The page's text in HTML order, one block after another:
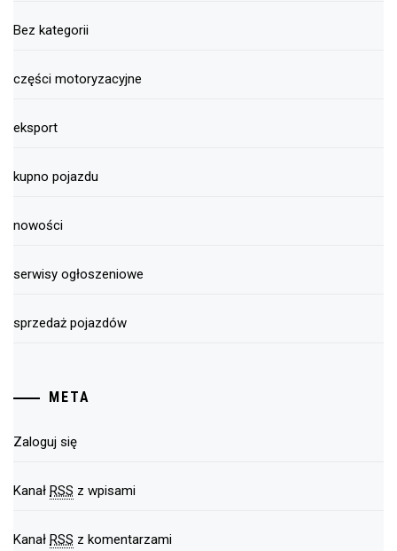
Bez kategorii
części motoryzacyjne
eksport
kupno pojazdu
nowości
serwisy ogłoszeniowe
sprzedaż pojazdów
META
Zaloguj się
Kanał RSS z wpisami
Kanał RSS z komentarzami